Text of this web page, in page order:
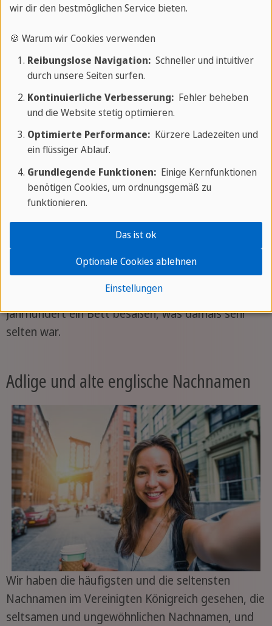
und ihre Herden im Sommer, wenn das Klima milder
Jelly
Nachname leitet sich vom Vornamen Giles ab.
Onion
bedeutet, geht auf den Personennamen Enion
zurück, der besonders in Wales verbreitet ist.
Der Nachname Gotobed, erstmals 1269 als
Gotobedde verzeichnet, bedeutet "geh ins Bett".
Er wurde Menschen gegeben, die im 12.
Jahrhundert ein Bett besaßen, was damals sehr
selten war.
Adlige und alte englische Nachnamen
Wir haben die häufigsten und die seltensten
Nachnamen im Vereinigten Königreich gesehen, die
seltsamen und ungewöhnlichen Nachnamen, und
wir dir den bestmöglichen Service bieten.
🍪 Warum wir Cookies verwenden
Reibungslose Navigation:Schneller und intuitiver
durch unsere Seiten surfen.
Kontinuierliche Verbesserung:Fehler beheben
und die Website stetig optimieren.
Optimierte Performance:Kürzere Ladezeiten und
ein flüssiger Ablauf.
Grundlegende Funktionen:Einige Kernfunktionen
benötigen Cookies, um ordnungsgemäß zu
funktionieren.
Einstellungen
Optionale Cookies ablehnen
Das ist ok